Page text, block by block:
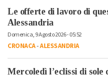
Le offerte di lavoro di
Alessandria
Domenica, 9 Agosto 2026 - 05:52
CRONACA-ALESSANDRIA
Mercoledì l’eclissi di sole